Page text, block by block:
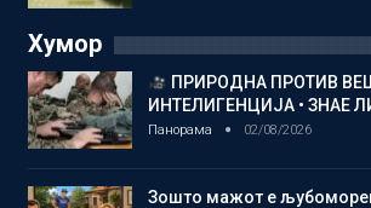
Хумор
ПРИРОДНА ПРОТИВ
ИНТЕЛИГЕНЦИЈА • ЗНАЕ
Панорама 02/08/2026
Зошто мажот е